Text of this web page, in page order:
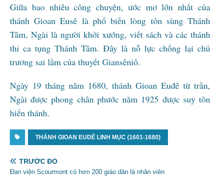
Giữa bao nhiêu công chuyện, ước mơ lớn nhất của
thánh Gioan Eusê là phổ biến lòng tôn sùng Thánh
Tâm, Ngài là người khởi xướng, viết sách và các thánh
thi ca tụng Thánh Tâm. Đây là nỗ lực chống lại chủ
trương sai lầm của thuyết Giansêniô.
Ngày 19 tháng năm 1680, thánh Gioan Euđê từ trần,
Ngài được phong chân phước năm 1925 được suy tôn
hiển thánh.
THÁNH GIOAN EUDÊ LINH MỤC (1601-1680)
TRƯỚC ĐÓ
Đan viện Scourmont có hơn 200 giáo dân là nhân viên